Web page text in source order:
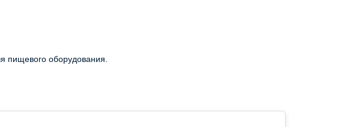
пищевого оборудования.